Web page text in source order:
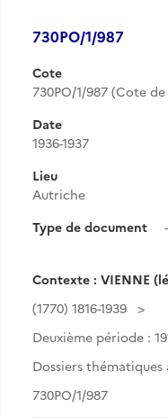
730PO/1/987
Cote
730PO/1/987 (Cote
Date
1936-1937
Lieu
Autriche
Type de document
-
Contexte : VIENNE
(1770) 1816-1939
Deuxième période :
Dossiers thématiques
730PO/1/987